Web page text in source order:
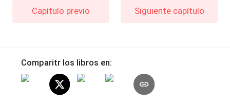
Capítulo previo Siguiente capítulo
Comparitr los libros en: